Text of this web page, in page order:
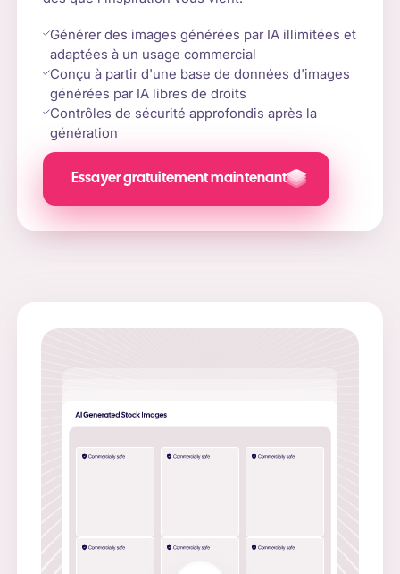
Générer des images générées par IA illimitées et
adaptées à un usage commercial
Conçu à partir d'une base de données d'images
générées par IA libres de droits
Contrôles de sécurité approfondis après la
génération
Essayer gratuitement maintenant